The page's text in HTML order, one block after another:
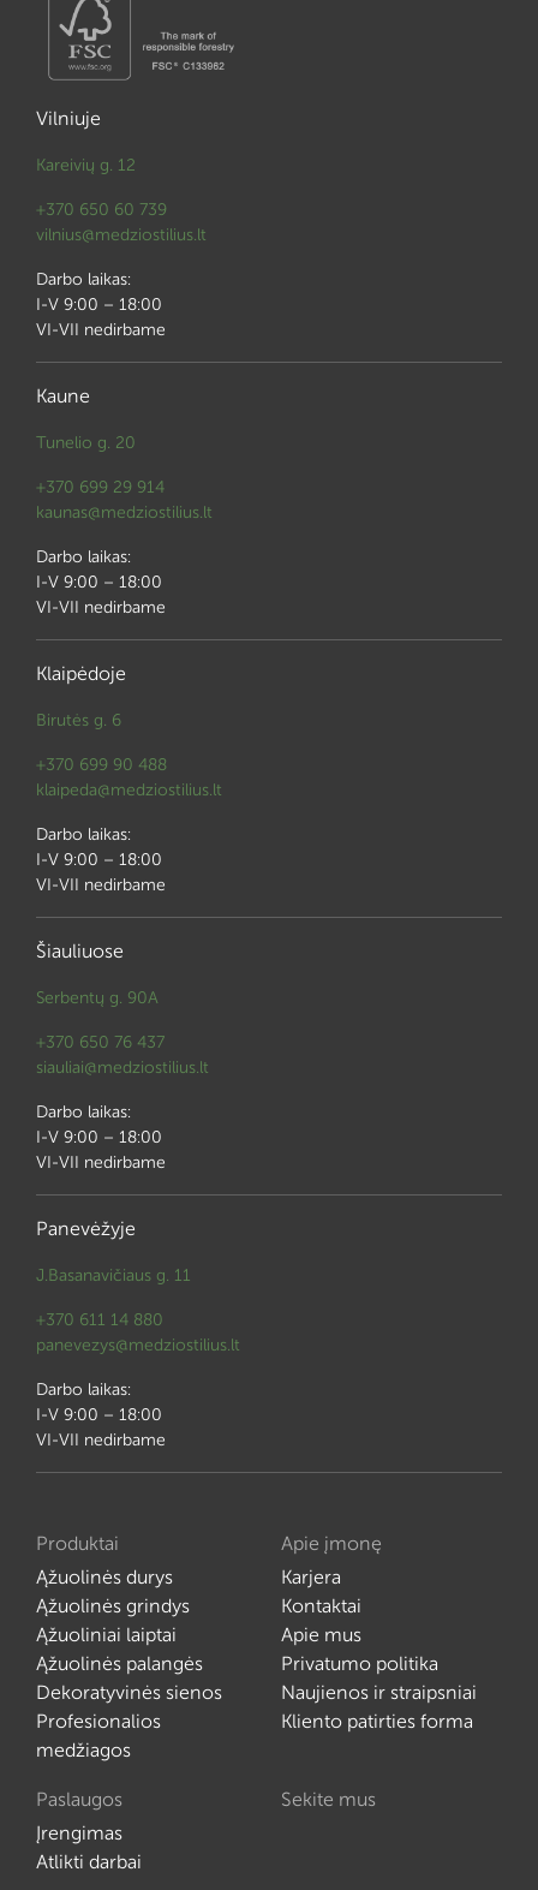
Vilniuje
Kareivių g. 12
+370 650 60 739
vilnius@medziostilius.lt
Darbo laikas:
I-V 9:00 – 18:00
VI-VII nedirbame
Kaune
Tunelio g. 20
+370 699 29 914
kaunas@medziostilius.lt
Darbo laikas:
I-V 9:00 – 18:00
VI-VII nedirbame
Klaipėdoje
Birutės g. 6
+370 699 90 488
klaipeda@medziostilius.lt
Darbo laikas:
I-V 9:00 – 18:00
VI-VII nedirbame
Šiauliuose
Serbentų g. 90A
+370 650 76 437
siauliai@medziostilius.lt
Darbo laikas:
I-V 9:00 – 18:00
VI-VII nedirbame
Panevėžyje
J.Basanavičiaus g. 11
+370 611 14 880
panevezys@medziostilius.lt
Darbo laikas:
I-V 9:00 – 18:00
VI-VII nedirbame
Produktai
Ąžuolinės durys
Ąžuolinės grindys
Ąžuoliniai laiptai
Ąžuolinės palangės
Dekoratyvinės sienos
Profesionalios
medžiagos
Apie įmonę
Karjera
Kontaktai
Apie mus
Privatumo politika
Naujienos ir straipsniai
Kliento patirties forma
Paslaugos
Įrengimas
Atlikti darbai
Sekite mus